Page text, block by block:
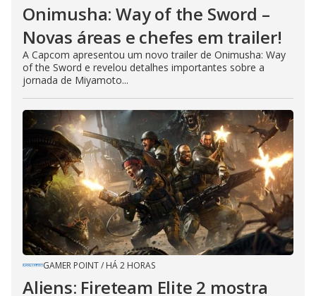
Onimusha: Way of the Sword –
Novas áreas e chefes em trailer!
A Capcom apresentou um novo trailer de Onimusha: Way
of the Sword e revelou detalhes importantes sobre a
jornada de Miyamoto...
GAMER POINT/ HÁ 2 HORAS
Aliens: Fireteam Elite 2 mostra